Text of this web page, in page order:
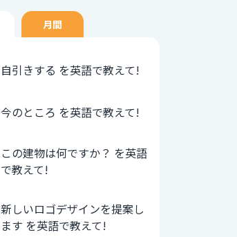
月間
自引きする を英語で教えて!
今のところ を英語で教えて!
この建物は何ですか？ を英語
で教えて!
新しいロゴデザインを提案し
ます を英語で教えて!